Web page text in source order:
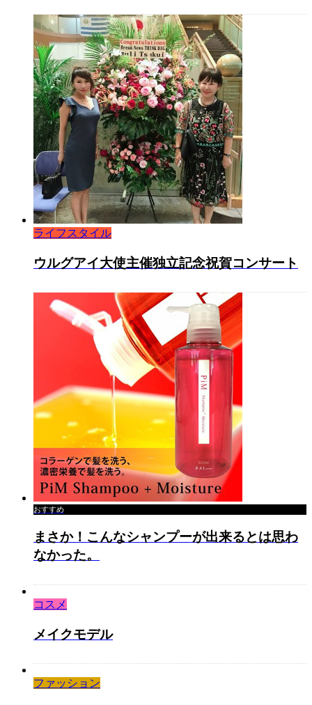
ライフスタイル
ウルグアイ大使主催独立記念祝賀コンサート
おすすめ
まさか！こんなシャンプーが出来るとは思わ
なかった。
コスメ
メイクモデル
ファッション